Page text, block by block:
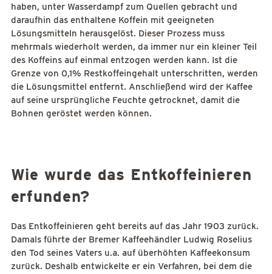
haben, unter Wasserdampf zum Quellen gebracht und
daraufhin das enthaltene Koffein mit geeigneten
Lösungsmitteln herausgelöst. Dieser Prozess muss
mehrmals wiederholt werden, da immer nur ein kleiner Teil
des Koffeins auf einmal entzogen werden kann. Ist die
Grenze von 0,1% Restkoffeingehalt unterschritten, werden
die Lösungsmittel entfernt. Anschließend wird der Kaffee
auf seine ursprüngliche Feuchte getrocknet, damit die
Bohnen geröstet werden können.
Wie wurde das Entkoffeinieren
erfunden?
Das Entkoffeinieren geht bereits auf das Jahr 1903 zurück.
Damals führte der Bremer Kaffeehändler Ludwig Roselius
den Tod seines Vaters u.a. auf überhöhten Kaffeekonsum
zurück. Deshalb entwickelte er ein Verfahren, bei dem die